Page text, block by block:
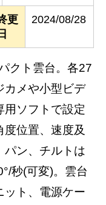
更
2024/08/28
クト雲台。各27
カメや小型ビデ
用ソフトで設定
位置、速度及
パン、チルトは
秒(可変)。雲台
ット、電源ケー